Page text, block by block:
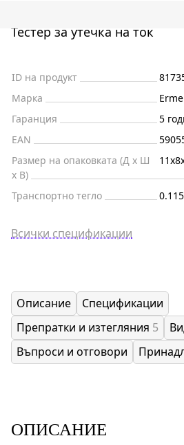
Тестер за утечка на ток
ID на продукт
Марка
Гаранция
5
EAN
Размер на опаковката (Д x Ш
x В)
Транспортно тегло
Всички спецификации
Описание
Спецификации
Препратки и изтегляния 5
Въпроси и отговори
ОПИСАНИЕ